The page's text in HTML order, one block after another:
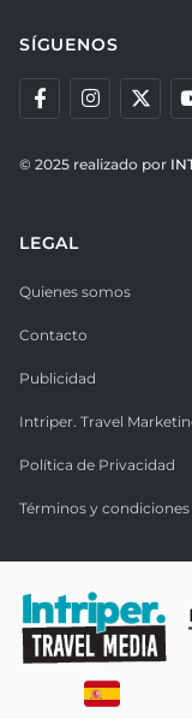
SÍGUENOS
© 2025 realizado por
LEGAL
Quienes somos
Contacto
Publicidad
Intriper. Travel
Política de Privacidad
Términos y condiciones